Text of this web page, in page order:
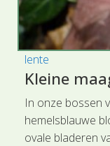
lente
Kleine
In onze bossen
hemelsblauwe
ovale bladeren